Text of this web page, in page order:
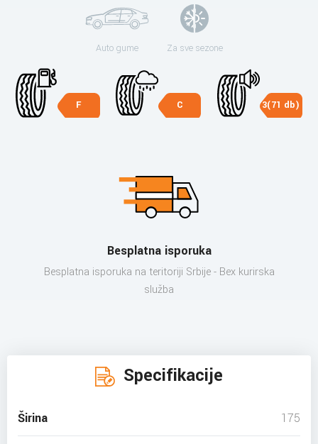
Auto gume Za sve sezone
F C 3(71 db)
Besplatna isporuka
Besplatna isporuka na teritoriji Srbije - Bex kurirska
služba
Specifikacije
Širina 175